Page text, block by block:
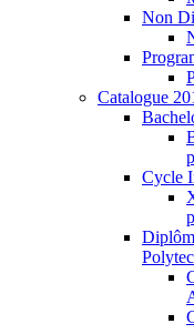
Non
Catalogue
Cycle